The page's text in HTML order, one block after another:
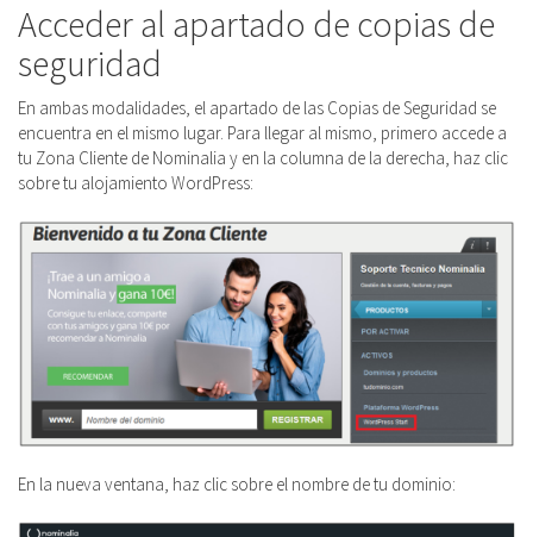
Acceder al apartado de copias de
seguridad
En ambas modalidades, el apartado de las Copias de Seguridad se
encuentra en el mismo lugar. Para llegar al mismo, primero accede a
tu Zona Cliente de Nominalia y en la columna de la derecha, haz clic
sobre tu alojamiento WordPress:
En la nueva ventana, haz clic sobre el nombre de tu dominio: